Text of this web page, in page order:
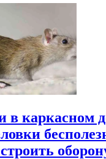
каркасном